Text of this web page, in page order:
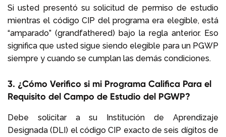
Si usted presentó su solicitud de permiso de estudio
mientras el código CIP del programa era elegible, está
“amparado” (grandfathered) bajo la regla anterior. Eso
significa que usted sigue siendo elegible para un PGWP
siempre y cuando se cumplan las demás condiciones.
3. ¿Cómo Verifico si mi Programa Califica Para el
Requisito del Campo de Estudio del PGWP?
Debe solicitar a su Institución de Aprendizaje
Designada (DLI) el código CIP exacto de seis dígitos de